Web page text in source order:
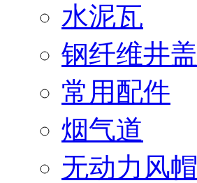
水泥瓦
钢纤维井盖
常用配件
烟气道
无动力风帽